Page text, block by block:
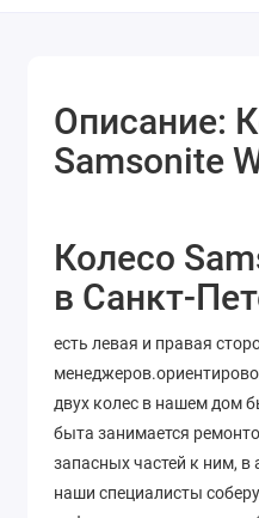
Описание:
Samsonite
Колесо
в Санкт-
есть левая и правая
двух колес в нашем дом
быта занимается
запасных частей к ним, в
наши специалисты